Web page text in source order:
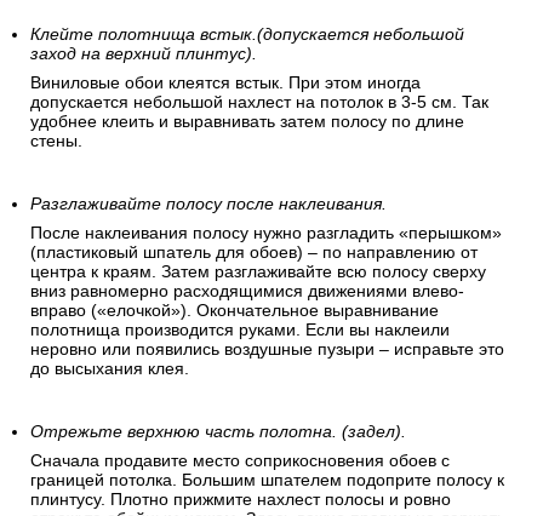
Клейте полотнища встык.(допускается небольшой
заход на верхний плинтус).
Виниловые обои клеятся встык. При этом иногда
допускается небольшой нахлест на потолок в 3-5 см. Так
удобнее клеить и выравнивать затем полосу по длине
стены.
Разглаживайте полосу после наклеивания.
После наклеивания полосу нужно разгладить «перышком»
(пластиковый шпатель для обоев) – по направлению от
центра к краям. Затем разглаживайте всю полосу сверху
вниз равномерно расходящимися движениями влево-
вправо («елочкой»). Окончательное выравнивание
полотнища производится руками. Если вы наклеили
неровно или появились воздушные пузыри – исправьте это
до высыхания клея.
Отрежьте верхнюю часть полотна. (задел).
Сначала продавите место соприкосновения обоев с
границей потолка. Большим шпателем подоприте полосу к
плинтусу. Плотно прижмите нахлест полосы и ровно